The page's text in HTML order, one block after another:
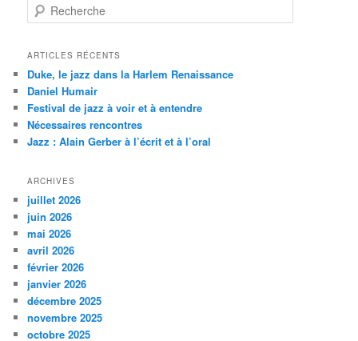
e
h
r
c
h
e
ARTICLES RÉCENTS
Duke, le jazz dans la Harlem Renaissance
Daniel Humair
Festival de jazz à voir et à entendre
Nécessaires rencontres
Jazz : Alain Gerber à l’écrit et à l’oral
ARCHIVES
juillet 2026
juin 2026
mai 2026
avril 2026
février 2026
janvier 2026
décembre 2025
novembre 2025
octobre 2025